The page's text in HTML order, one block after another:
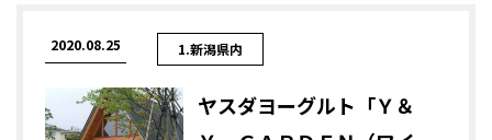
2020.08.25 1.新潟県内
ヤスダヨーグルト「Ｙ＆